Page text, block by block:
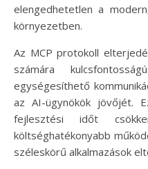
elengedhetetlen a
környezetben.
Az MCP protokoll
számára
egységesíthető
az AI-ügynökök jövőjét.
fejlesztési időt
költséghatékonyabb
széleskörű alkalmazások